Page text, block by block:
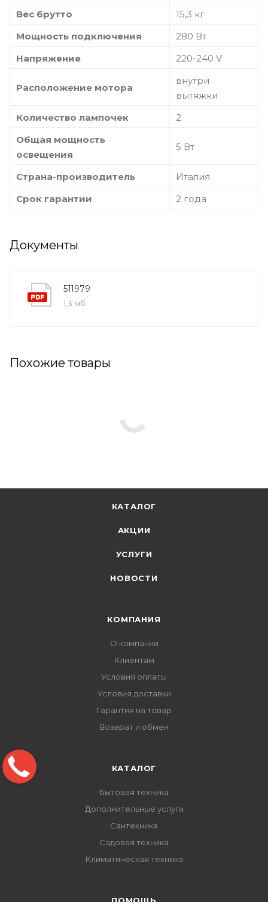
Вес брутто
15,3 кг
Мощность подключения
280 Вт
Напряжение
220-240 V
Расположение мотора
внутри
вытяжки
Количество лампочек
2
Общая мощность
освещения
5 Вт
Страна-производитель
Италия
Срок гарантии
2 года
Документы
511979
1,3 мб
Похожие товары
КАТАЛОГ
АКЦИИ
УСЛУГИ
НОВОСТИ
КОМПАНИЯ
О компании
Клиентам
Условия оплаты
Условия доставки
Гарантия на товар
Возврат и обмен
КАТАЛОГ
Бытовая техника
Дополнительные услуги
Сантехника
Садовая техника
Климатическая техника